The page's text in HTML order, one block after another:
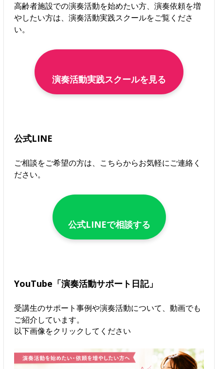
高齢者施設での演奏活動を始めたい方、演奏依頼を増
やしたい方は、演奏活動実践スクールをご覧くださ
い。
演奏活動実践スクールを見る
公式LINE
ご相談をご希望の方は、こちらからお気軽にご連絡く
ださい。
公式LINEで相談する
YouTube「演奏活動サポート日記」
受講生のサポート事例や演奏活動について、動画でも
ご紹介しています。
以下画像をクリックしてください